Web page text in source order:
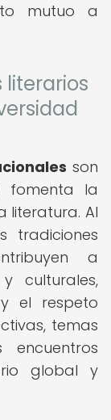
mutuo a
son
fomenta la
literatura. Al
tradiciones
a
culturales,
el respeto
temas
global y